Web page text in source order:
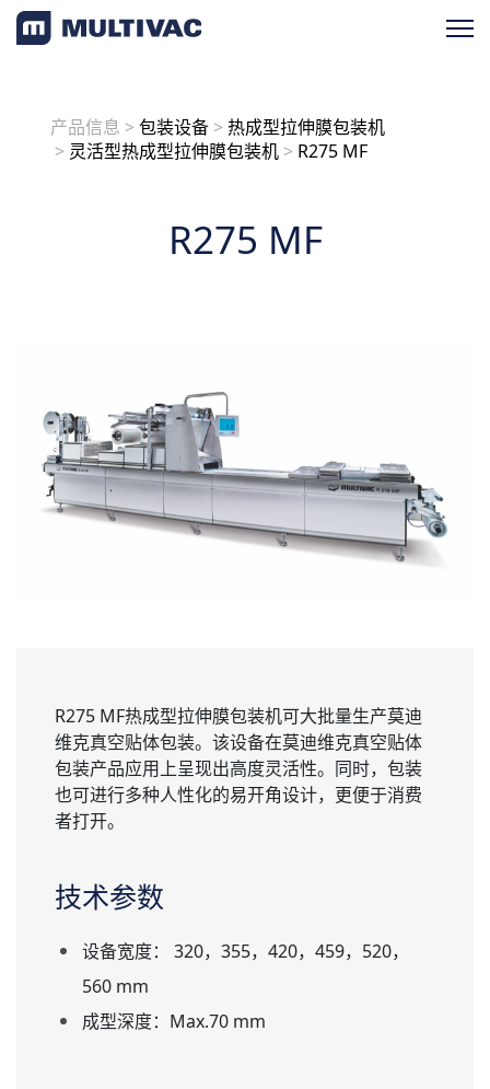
终端设备
一站式解决方案
服务支持
关于我们
产品信息 >包装设备 >热成型拉伸膜包装机
> 灵活型热成型拉伸膜包装机 > R275 MF
R275 MF
R275 MF热成型拉伸膜包装机可大批量生产莫迪
维克真空贴体包装。该设备在莫迪维克真空贴体
包装产品应用上呈现出高度灵活性。同时，包装
也可进行多种人性化的易开角设计，更便于消费
者打开。
技术参数
设备宽度： 320，355，420，459，520，
560 mm
成型深度：Max.70 mm